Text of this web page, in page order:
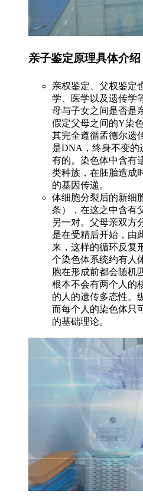
亲子鉴定原理具体介绍
亲权鉴定、父权鉴定
学、医学以及遗传学
母与子女之间是否是
假定父母之间的Y染
其完全遵循孟德尔遗
是DNA，终身不变的
有的。染色体中含有
类种族，在胚胎造成
的基因传递。
体细胞分裂后的新细
条），在这之中含有
另一对。父母亲双方
是在受精后开始，由
来，这样的循环反复
个染色体系统约有人
胞在形成前都会随机
根本不会有两个人的
的人的遗传多态性。
而每个人的染色体只
的基础理论。